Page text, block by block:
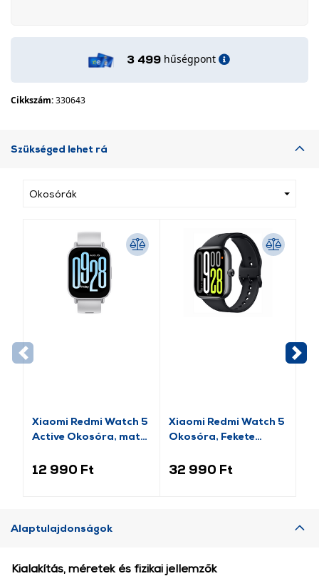
3 499 hűségpont
Cikkszám:330643
Szükséged lehet rá
Okosórák
Xiaomi Redmi Watch 5
Active Okosóra, matt
12 990 Ft
Xiaomi Redmi Watch 5
Okosóra, Fekete
32 990 Ft
Alaptulajdonságok
Kialakítás, méretek és fizikai jellemzők